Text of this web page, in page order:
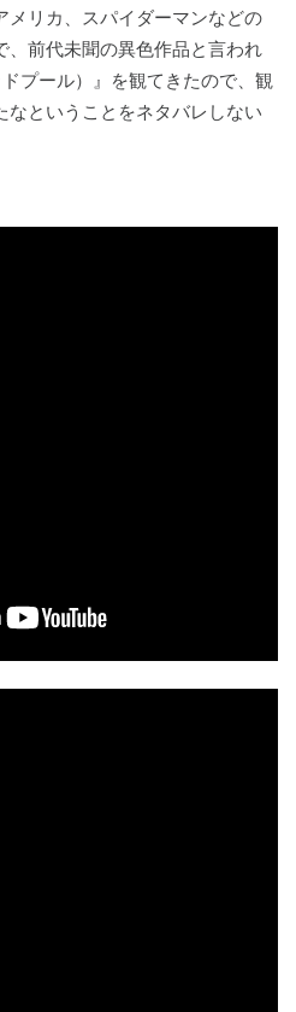
メリカ、スパイダーマンなどの
、前代未聞の異色作品と言われ
プール）』を観てきたので、観
なということをネタバレしない